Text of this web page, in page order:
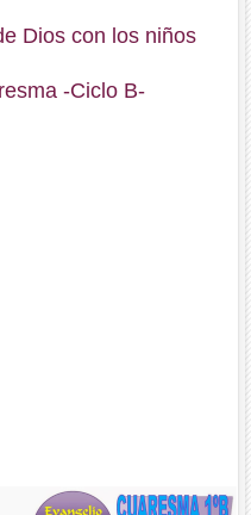
Dios con los niños
-Ciclo B-